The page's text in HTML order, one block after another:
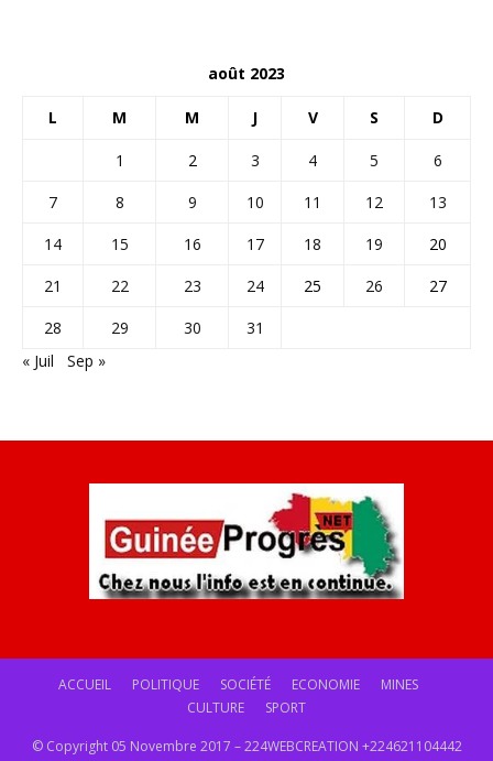
août 2023
L M M J V S D
1 2 3 4 5
6
7
8 9 10 11 12
13
14
15 16 17 18 19
20
21
22 23 24 25 26
27
28
29 30
31
« Juil
Sep »
ACCUEIL POLITIQUE SOCIÉTÉ ECONOMIE
MINES
CULTURE
SPORT
© Copyright 05 Novembre 2017 – 224WEBCREATION +224621104442